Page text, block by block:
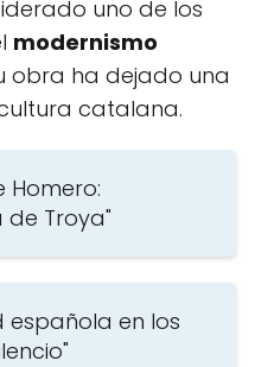
uno de los
modernismo
obra ha dejado una
catalana.
Homero:
de Troya"
en los